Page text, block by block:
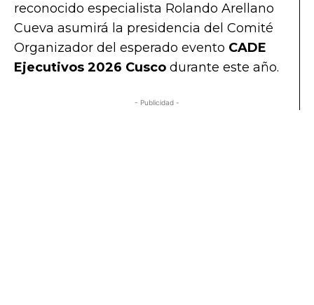
reconocido especialista Rolando Arellano
Cueva asumirá la presidencia del Comité
Organizador del esperado evento CADE
Ejecutivos 2026 Cusco durante este año.
- Publicidad -